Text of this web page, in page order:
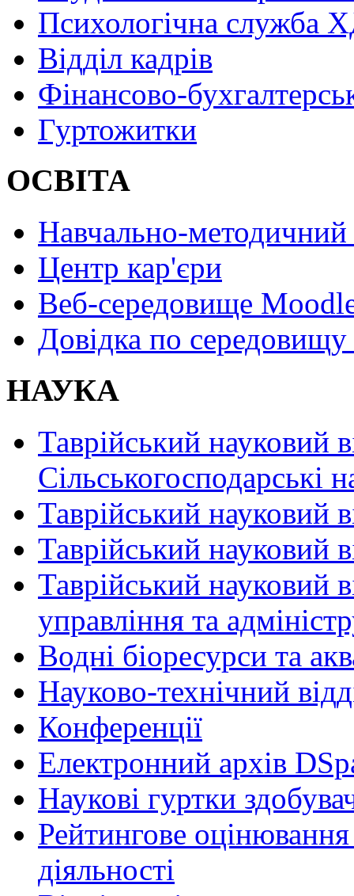
Психологічна служба
Відділ кадрів
Фінансово-
Гуртожитки
ОСВІТА
Навчально-методичний
Центр кар'єри
Веб-середовище
Довідка по
НАУКА
Таврійський науковий
Сільськогосподарські
Таврійський науковий
Таврійський науковий
Таврійський науковий
управління та
Водні біоресурси та
Науково-технічний
Конференції
Електронний архів
Наукові гуртки
Рейтингове оцінювання
діяльності